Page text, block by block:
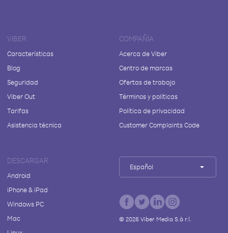
VIBER
Características
Blog
Seguridad
Viber Out
Tarifas
Asistencia técnica
COMPAÑÍA
Acerca de Viber
Centro de marcas
Ofertas de trabajo
Términos y políticas
Política de privacidad
Customer Complaints Code
DESCARGAR
Android
iPhone & iPad
Windows PC
Mac
Español
© 2026Viber Media S.à r.l.